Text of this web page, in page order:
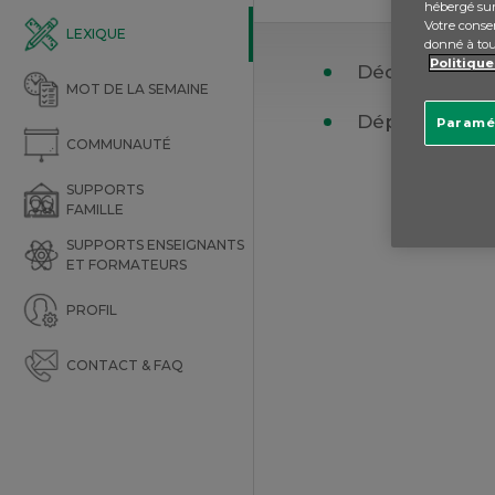
LEXIQUE
MOT DE LA SEMAINE
COMMUNAUTÉ
SUPPORTS
FAMILLE
SUPPORTS ENSEIGNANTS
ET FORMATEURS
PROFIL
CONTACT & FAQ
Découvert
Dépenses
hébergé
Votre
donné à